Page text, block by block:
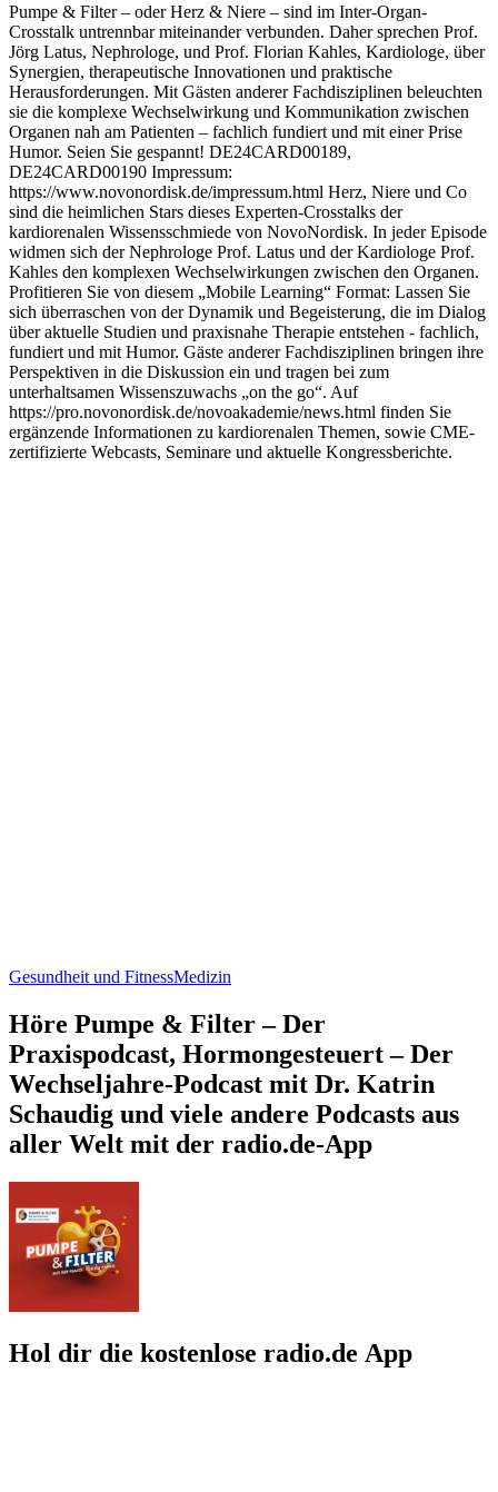
Pumpe & Filter – oder Herz & Niere – sind im Inter-Organ-
Crosstalk untrennbar miteinander verbunden. Daher sprechen Prof.
Jörg Latus, Nephrologe, und Prof. Florian Kahles, Kardiologe, über
Synergien, therapeutische Innovationen und praktische
Herausforderungen. Mit Gästen anderer Fachdisziplinen beleuchten
sie die komplexe Wechselwirkung und Kommunikation zwischen
Organen nah am Patienten – fachlich fundiert und mit einer Prise
Humor. Seien Sie gespannt! DE24CARD00189,
DE24CARD00190 Impressum:
https://www.novonordisk.de/impressum.html Herz, Niere und Co
sind die heimlichen Stars dieses Experten-Crosstalks der
kardiorenalen Wissensschmiede von NovoNordisk. In jeder Episode
widmen sich der Nephrologe Prof. Latus und der Kardiologe Prof.
Kahles den komplexen Wechselwirkungen zwischen den Organen.
Profitieren Sie von diesem „Mobile Learning“ Format: Lassen Sie
sich überraschen von der Dynamik und Begeisterung, die im Dialog
über aktuelle Studien und praxisnahe Therapie entstehen - fachlich,
fundiert und mit Humor. Gäste anderer Fachdisziplinen bringen ihre
Perspektiven in die Diskussion ein und tragen bei zum
unterhaltsamen Wissenszuwachs „on the go“. Auf
https://pro.novonordisk.de/novoakademie/news.html finden Sie
ergänzende Informationen zu kardiorenalen Themen, sowie CME-
zertifizierte Webcasts, Seminare und aktuelle Kongressberichte.
Gesundheit und FitnessMedizin
Höre Pumpe & Filter – Der
Praxispodcast, Hormongesteuert – Der
Wechseljahre-Podcast mit Dr. Katrin
Schaudig und viele andere Podcasts aus
aller Welt mit der radio.de-App
Hol dir die kostenlose radio.de App